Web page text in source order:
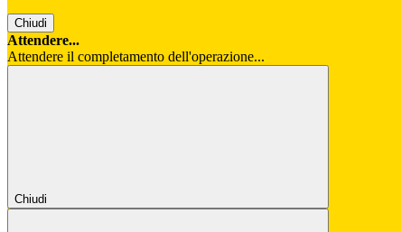
Chiudi
Attendere...
Attendere il completamento dell'operazione...
Chiudi